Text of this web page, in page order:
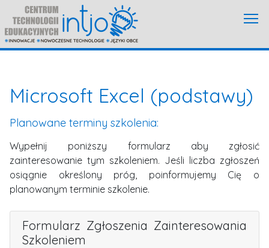
Microsoft Excel (podstawy)
Planowane terminy szkolenia:
Wypełnij poniższy formularz aby zgłosić
zainteresowanie tym szkoleniem. Jeśli liczba zgłoszeń
osiągnie określony próg, poinformujemy Cię o
planowanym terminie szkolenie.
Formularz Zgłoszenia Zainteresowania
Szkoleniem